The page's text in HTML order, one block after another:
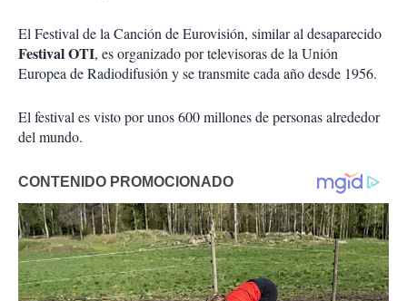
El Festival de la Canción de Eurovisión, similar al desaparecido
Festival OTI, es organizado por televisoras de la Unión
Europea de Radiodifusión y se transmite cada año desde 1956.
El festival es visto por unos 600 millones de personas alrededor
del mundo.